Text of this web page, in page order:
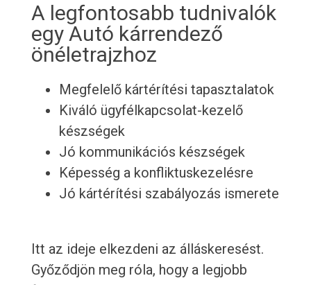
A legfontosabb tudnivalók
egy Autó kárrendező
önéletrajzhoz
Megfelelő kártérítési tapasztalatok
Kiváló ügyfélkapcsolat-kezelő
készségek
Jó kommunikációs készségek
Képesség a konfliktuskezelésre
Jó kártérítési szabályozás ismerete
Itt az ideje elkezdeni az álláskeresést.
Győződjön meg róla, hogy a legjobb